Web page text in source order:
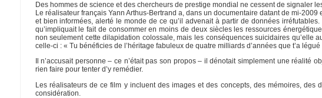
Des hommes de science et des chercheurs de prestige mondial ne cessent de signaler
Le réalisateur français Yann Arthus-Bertrand a, dans un documentaire datant de mi-
et bien informées, alerté le monde de ce qu’il advenait à partir de données
qu’impliquait le fait de consommer en moins de deux siècles les ressources
non seulement cette dilapidation colossale, mais les conséquences suicidaires qu’elle
celle-ci : « Tu bénéficies de l’héritage fabuleux de quatre milliards d’années que t’a
Il n’accusait personne – ce n’était pas son propos – il dénotait simplement une réalité
rien faire pour tenter d’y remédier.
Les réalisateurs de ce film y incluent des images et des concepts, des mémoires,
considération.